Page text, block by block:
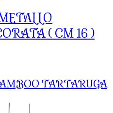
( CM 16 )